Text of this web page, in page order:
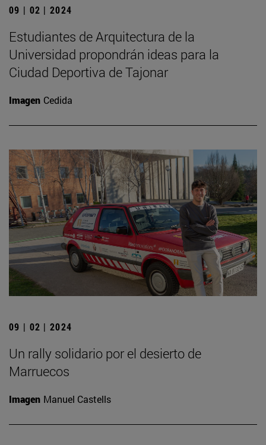
09 | 02 | 2024
Estudiantes de Arquitectura de la
Universidad propondrán ideas para la
Ciudad Deportiva de Tajonar
Imagen Cedida
09 | 02 | 2024
Un rally solidario por el desierto de
Marruecos
Imagen Manuel Castells